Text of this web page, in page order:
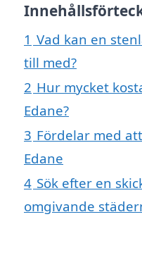
1 Vad kan en
till med?
2 Hur mycket
Edane?
3 Fördelar med
Edane
4 Sök efter en
omgivande